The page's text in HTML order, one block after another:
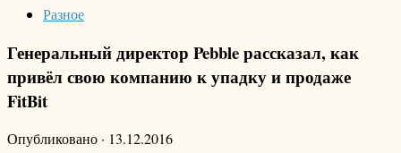
Разное
Генеральный директор Pebble рассказал, как
привёл свою компанию к упадку и продаже
FitBit
Опубликовано · 13.12.2016